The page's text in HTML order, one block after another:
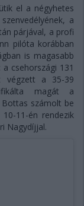
el a négyhetes
a
párjával, a profi
pilóta korábban
is magasabb
csehországi 131
végzett a 35-39
magát a
Bottas számolt be
11-én rendezik
Nagydíjjal.